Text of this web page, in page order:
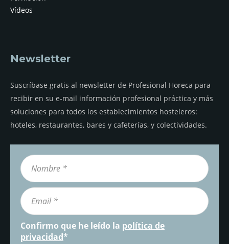
Vídeos
Newsletter
Suscríbase gratis al newsletter de Profesional Horeca para
recibir en su e-mail información profesional práctica y más
soluciones para todos los establecimientos hosteleros:
hoteles, restaurantes, bares y cafeterías, y colectividades.
Confirmo que he leído la política de
privacidad*